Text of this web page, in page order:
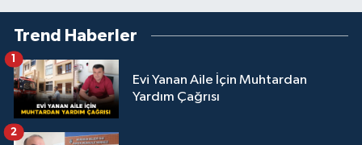
Trend Haberler
Evi Yanan Aile İçin Muhtardan
Yardım Çağrısı
1
2